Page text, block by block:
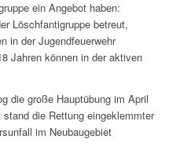
ein Angebot haben:
Löschfantigruppe betreut,
in der Jugendfeuerwehr
Jahren können in der aktiven
die große Hauptübung im April
die Rettung eingeklemmter
im Neubaugebiet